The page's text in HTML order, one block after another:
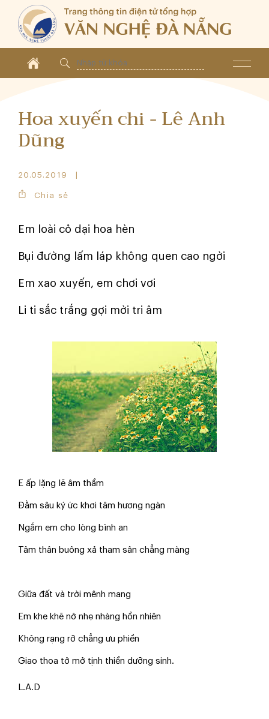
Hoa xuyến chi - Lê Anh
Dũng
20.05.2019
Chia sẻ
Em loài cỏ dại hoa hèn
Bụi đường lấm láp không quen cao ngời
Em xao xuyến, em chơi vơi
Li ti sắc trắng gợi mời tri âm
E ấp lặng lẽ âm thầm
Đằm sâu ký ức khơi tâm hương ngàn
Ngắm em cho lòng bình an
Tâm thân buông xả tham sân chẳng màng
Giữa đất và trời mênh mang
Em khe khẽ nở nhẹ nhàng hồn nhiên
Không rạng rỡ chẳng ưu phiền
Giao thoa tở mở tịnh thiền dưỡng sinh.
L.A.D